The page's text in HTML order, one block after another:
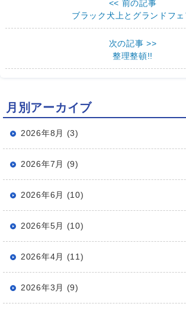
<< 前の記事
ブラック犬上とグランドフェ
次の記事 >>
整理整頓!!
月別アーカイブ
2026年8月 (3)
2026年7月 (9)
2026年6月 (10)
2026年5月 (10)
2026年4月 (11)
2026年3月 (9)